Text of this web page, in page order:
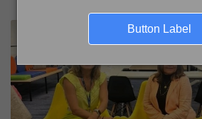
Button Label